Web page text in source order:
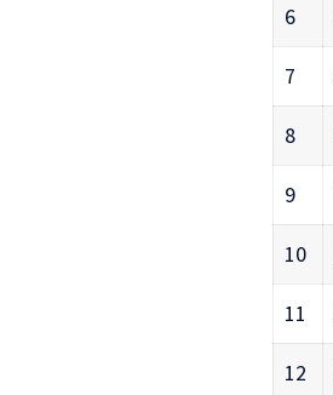
6
7
8
9
10
11
12